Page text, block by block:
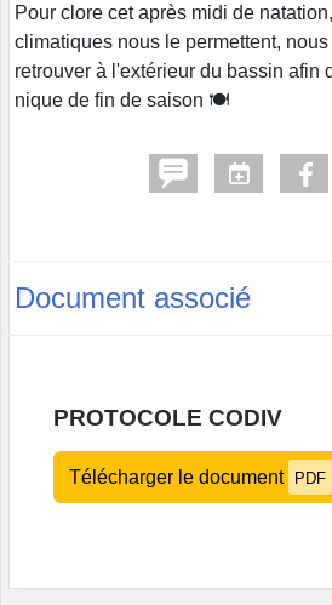
Pour clore cet après midi de
climatiques nous le permettent,
retrouver à l'extérieur du bassin afin
nique de fin de saison 🍽
Document associé
PROTOCOLE CODIV
Télécharger le document PDF